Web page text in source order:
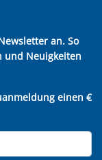
an. So
und Neuigkeiten
einen €